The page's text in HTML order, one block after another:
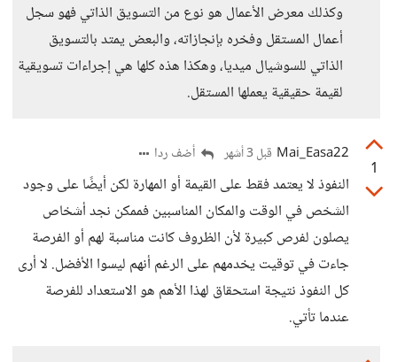
وكذلك معرض الأعمال هو نوع من التسويق الذاتي فهو سجل
أعمال المستقل وفخره بإنجازاته، والبعض يمتد بالتسويق
الذاتي للسوشيال ميديا، وهكذا هذه كلها هي إجراءات تسويقية
لقيمة حقيقية يعملها المستقل.
1
Mai_Easa22 قبل 3 أشهر أضف ردا
النفوذ لا يعتمد فقط على القيمة أو المهارة لكن أيضًا على وجود
الشخص في الوقت والمكان المناسبين فممكن نجد أشخاص
يصلون لفرص كبيرة لأن الظروف كانت مناسبة لهم أو الفرصة
جاءت في توقيت يخدمهم على الرغم أنهم ليسوا الأفضل. لا أرى
كل النفوذ نتيجة استحقاق لهذا الأهم هو الاستعداد للفرصة
عندما تأتي.